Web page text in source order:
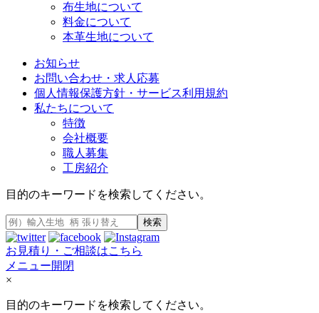
布生地について
料金について
本革生地について
お知らせ
お問い合わせ・求人応募
個人情報保護方針・サービス利用規約
私たちについて
特徴
会社概要
職人募集
工房紹介
目的のキーワードを検索してください。
検索
お見積り・ご相談はこちら
メニュー開閉
×
目的のキーワードを検索してください。